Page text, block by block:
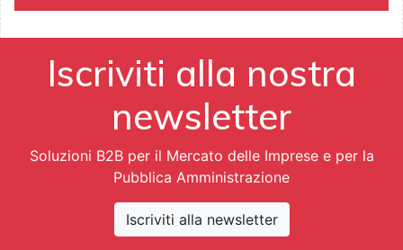
Iscriviti alla nostra
newsletter
Soluzioni B2B per il Mercato delle Imprese e per la
Pubblica Amministrazione
Iscriviti alla newsletter